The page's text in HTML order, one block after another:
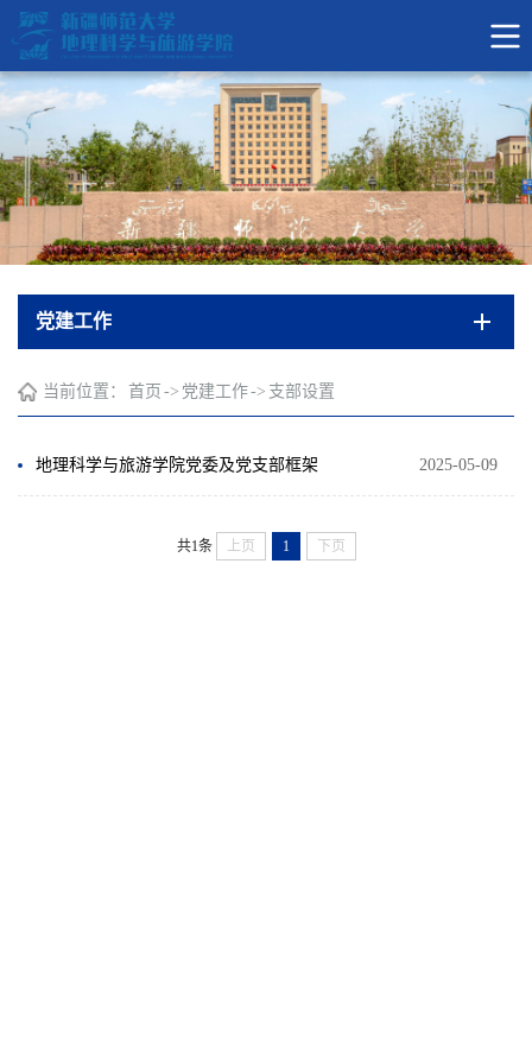
党建工作
当前位置： 首页 -> 党建工作-> 支部设置
2025-05-09
地理科学与旅游学院党委及党支部框架
共1条 上页 1 下页